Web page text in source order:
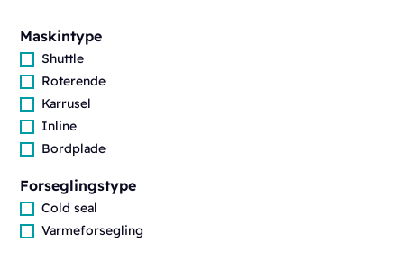
Maskintype
Shuttle
Roterende
Karrusel
Inline
Bordplade
Forseglingstype
Cold seal
Varmeforsegling